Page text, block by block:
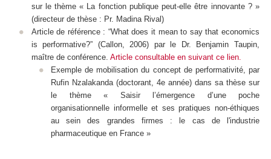
sur le thème « La fonction publique peut-elle être innovante ? »
(directeur de thèse : Pr. Madina Rival)
Article de référence : “What does it mean to say that economics
is performative?” (Callon, 2006) par le Dr. Benjamin Taupin,
maître de conférence. Article consultable en suivant ce lien.
Exemple de mobilisation du concept de performativité, par
Rufin Nzalakanda (doctorant, 4e année) dans sa thèse sur
le thème « Saisir l’émergence d’une poche
organisationnelle informelle et ses pratiques non-éthiques
au sein des grandes firmes : le cas de l'industrie
pharmaceutique en France »